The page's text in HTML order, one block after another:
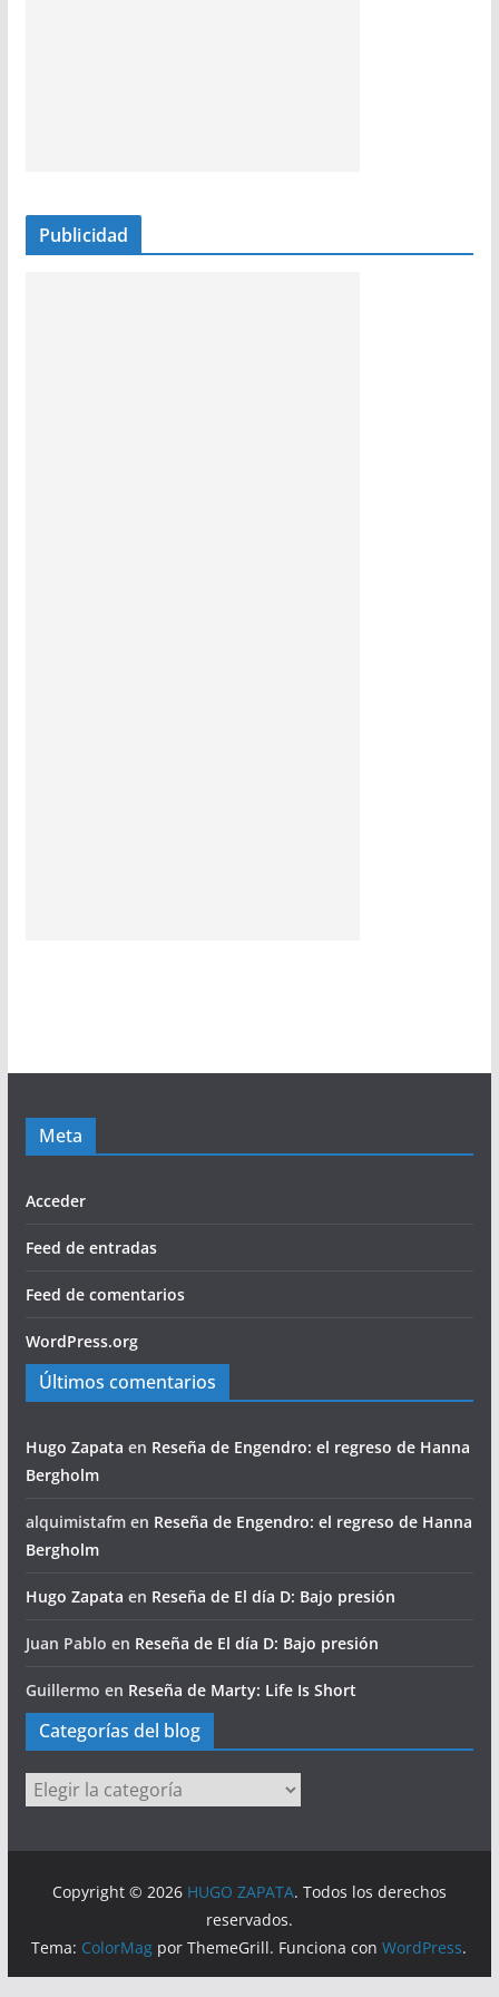
Publicidad
Meta
Acceder
Feed de entradas
Feed de comentarios
WordPress.org
Últimos comentarios
Hugo Zapata en Reseña de Engendro: el regreso de Hanna
Bergholm
alquimistafmen Reseña de Engendro: el regreso de Hanna
Bergholm
Hugo Zapata en Reseña de El día D: Bajo presión
Juan Pablo en Reseña de El día D: Bajo presión
Guillermo en Reseña de Marty: Life Is Short
Categorías del blog
Categorías
del
Copyright © 2026 HUGO ZAPATA. Todos los derechos
reservados.
Tema: ColorMag por ThemeGrill. Funciona conWordPress.